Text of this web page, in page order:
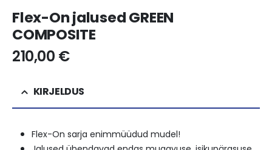
Flex-On jalused GREEN
COMPOSITE
210,00 €
KIRJELDUS
Flex-On sarja enimmüüdud mudel!